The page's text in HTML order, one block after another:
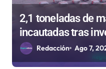
d
s
2,1 toneladas de
incautadas tras
en Antofagasta
Redacción Ago 7,